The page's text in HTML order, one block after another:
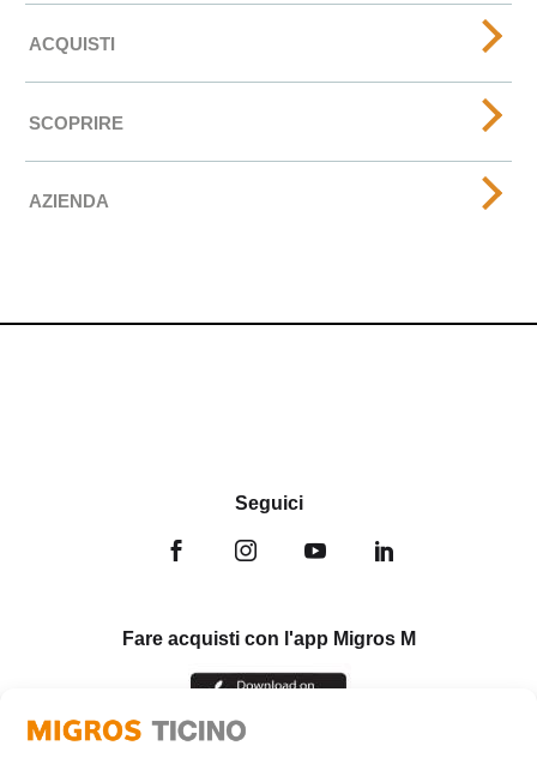
ACQUISTI
SCOPRIRE
AZIENDA
Seguici
Fare acquisti con l'app Migros M